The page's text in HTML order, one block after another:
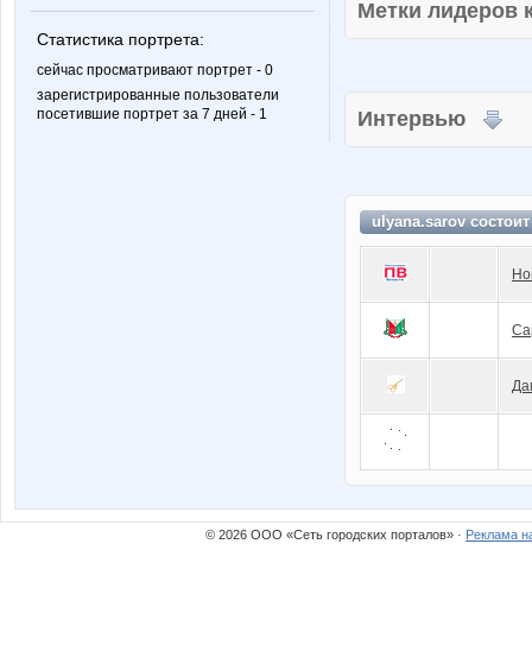
Статистика портрета:
сейчас просматривают портрет - 0
зарегистрированные пользователи
посетившие портрет за 7 дней - 1
Метки
Интервью
ulyana.sarov
© 2026 ООО «Сеть городских порталов» · Реклама